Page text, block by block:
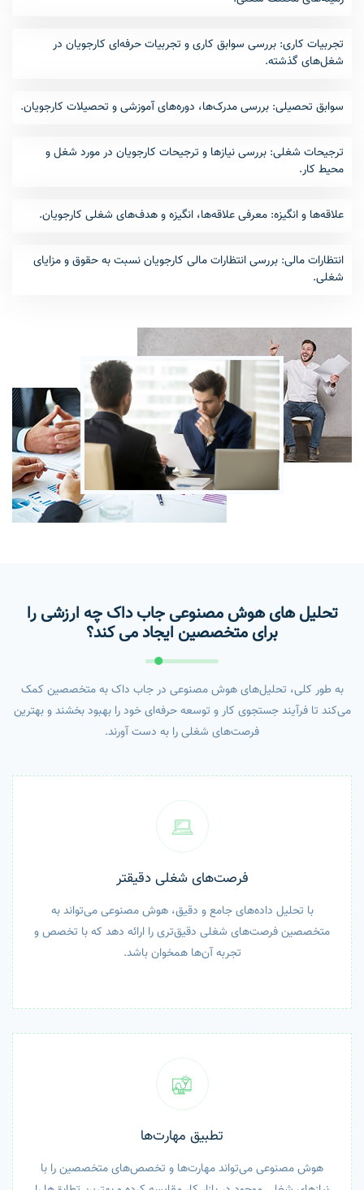
تجربیات کاری: بررسی سوابق کاری و تجربیات حرفه‌ای کارجویان در
شغل‌های گذشته.
سوابق تحصیلی: بررسی مدرک‌ها، دوره‌های آموزشی و تحصیلات کارجویان.
ترجیحات شغلی: بررسی نیازها و ترجیحات کارجویان در مورد شغل و
محیط کار.
علاقه‌ها و انگیزه: معرفی علاقه‌ها، انگیزه و هدف‌های شغلی کارجویان.
انتظارات مالی: بررسی انتظارات مالی کارجویان نسبت به حقوق و مزایای
شغلی.
تحلیل های هوش مصنوعی جاب داک چه ارزشی را
برای متخصصین ایجاد می کند؟
به طور کلی، تحلیل‌های هوش مصنوعی در جاب داک به متخصصین کمک
می‌کند تا فرآیند جستجوی کار و توسعه حرفه‌ای خود را بهبود بخشند و بهترین
فرصت‌های شغلی را به دست آورند.
فرصت‌های شغلی دقیقتر
با تحلیل داده‌های جامع و دقیق، هوش مصنوعی می‌تواند به
متخصصین فرصت‌های شغلی دقیق‌تری را ارائه دهد که با تخصص و
تجربه آن‌ها همخوان باشد.
تطبیق مهارت‌ها
هوش مصنوعی می‌تواند مهارت‌ها و تخصص‌های متخصصین را با